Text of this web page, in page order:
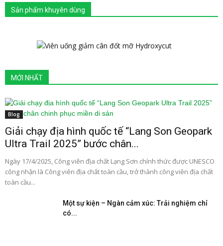
Sản phẩm khuyên dùng
MỚI NHẤT
Blog
Giải chạy địa hình quốc tế “Lang Son Geopark
Ultra Trail 2025” bước chân...
Ngày 17/4/2025, Công viên địa chất Lạng Sơn chính thức được UNESCO
công nhận là Công viên địa chất toàn cầu, trở thành công viên địa chất
toàn cầu...
Một sự kiện – Ngàn cảm xúc: Trải nghiệm chỉ
có...